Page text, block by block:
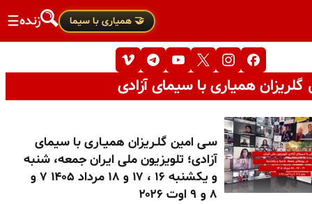
🤝 همیاری با سیما زنده☰
همیاری با سیمای آزادی
سـی امین گلـریزان همیـاری با سیمای
آزادی؛ تلویزیون ملی ایران جمعه، شنبه
و یکشنبه ۱۶ ، ۱۷ و ۱۸ مرداد ۱۴۰۵ ۷ و
۸ و ۹ اوت ۲۰۲۶